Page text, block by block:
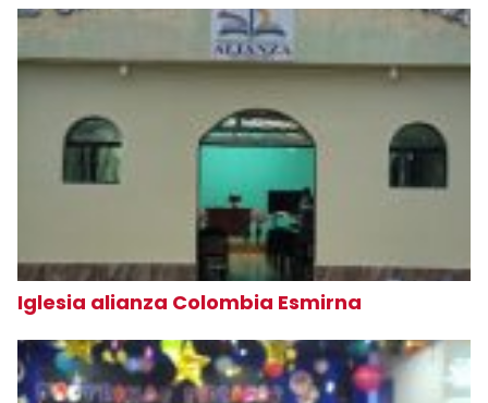
Iglesia alianza Colombia Esmirna